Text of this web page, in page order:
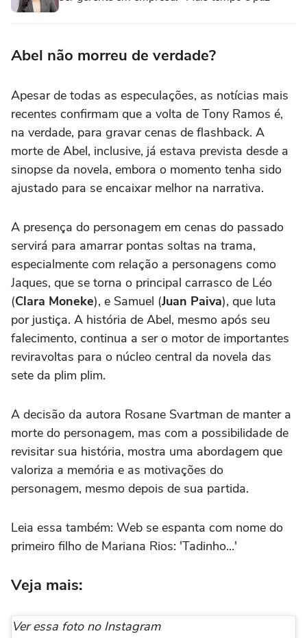
Abel não morreu de verdade?
Apesar de todas as especulações, as notícias mais
recentes confirmam que a volta de Tony Ramos é,
na verdade, para gravar cenas de flashback. A
morte de Abel, inclusive, já estava prevista desde a
sinopse da novela, embora o momento tenha sido
ajustado para se encaixar melhor na narrativa.
A presença do personagem em cenas do passado
servirá para amarrar pontas soltas na trama,
especialmente com relação a personagens como
Jaques, que se torna o principal carrasco de Léo
(Clara Moneke), e Samuel (Juan Paiva), que luta
por justiça. A história de Abel, mesmo após seu
falecimento, continua a ser o motor de importantes
reviravoltas para o núcleo central da novela das
sete da plim plim.
A decisão da autora Rosane Svartman de manter a
morte do personagem, mas com a possibilidade de
revisitar sua história, mostra uma abordagem que
valoriza a memória e as motivações do
personagem, mesmo depois de sua partida.
Leia essa também: Web se espanta com nome do
primeiro filho de Mariana Rios: 'Tadinho...'
Veja mais:
Ver essa foto no Instagram